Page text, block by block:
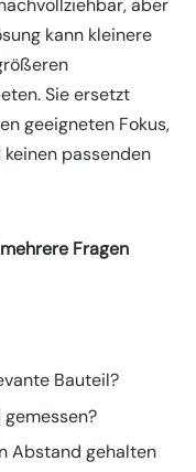
aber
kann kleinere
Sie ersetzt
geeigneten Fokus,
passenden
Fragen
Bauteil?
Abstand gehalten